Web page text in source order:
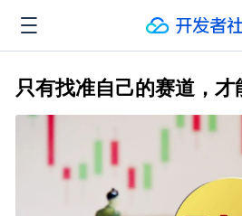
只有找准自己的赛道，